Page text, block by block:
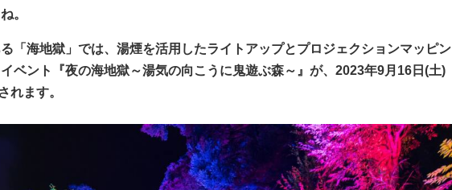
。
「海地獄」では、湯煙を活用したライトアップとプロジェクションマッピン
ベント『夜の海地獄～湯気の向こうに鬼遊ぶ森～』が、2023年9月16日(土)
れます。